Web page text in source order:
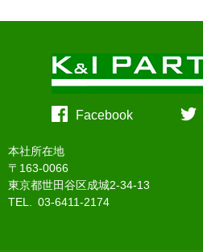
Facebook
本社所在地
〒163-0066
東京都世田谷区成城2-34-13
TEL. 03-6411-2174